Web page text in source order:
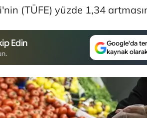
(TÜFE) yüzde 1,34
Edin
Google'da
kaynak